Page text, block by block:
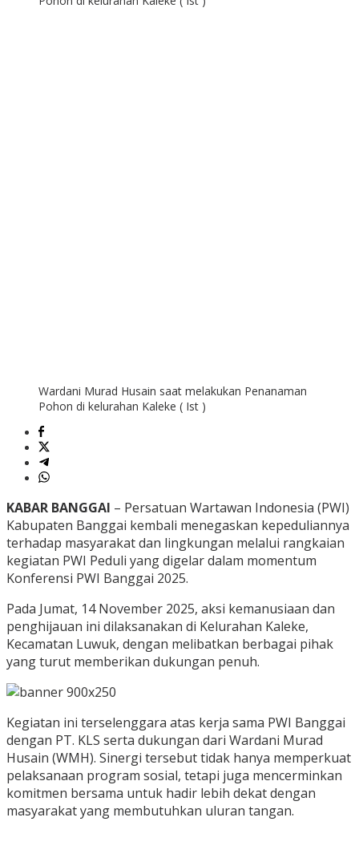
Wardani Murad Husain saat melakukan Penanaman
Pohon di kelurahan Kaleke ( Ist )
KABAR BANGGAI – Persatuan Wartawan Indonesia (PWI)
Kabupaten Banggai kembali menegaskan kepeduliannya
terhadap masyarakat dan lingkungan melalui rangkaian
kegiatan PWI Peduli yang digelar dalam momentum
Konferensi PWI Banggai 2025.
Pada Jumat, 14 November 2025, aksi kemanusiaan dan
penghijauan ini dilaksanakan di Kelurahan Kaleke,
Kecamatan Luwuk, dengan melibatkan berbagai pihak
yang turut memberikan dukungan penuh.
Kegiatan ini terselenggara atas kerja sama PWI Banggai
dengan PT. KLS serta dukungan dari Wardani Murad
Husain (WMH). Sinergi tersebut tidak hanya memperkuat
pelaksanaan program sosial, tetapi juga mencerminkan
komitmen bersama untuk hadir lebih dekat dengan
masyarakat yang membutuhkan uluran tangan.